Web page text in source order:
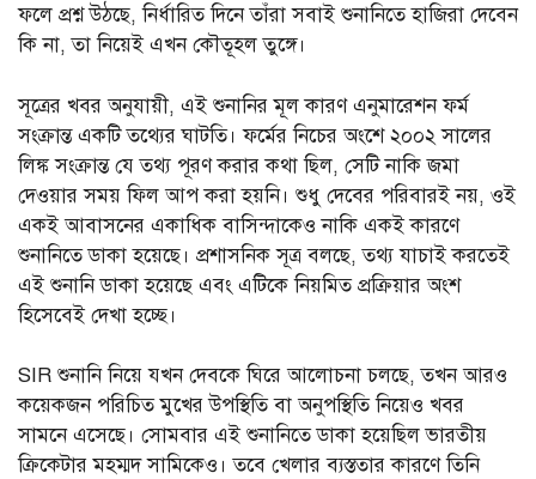
ফলে প্রশ্ন উঠছে, নির্ধারিত দিনে তাঁরা সবাই শুনানিতে হাজিরা দেবেন
কি না, তা নিয়েই এখন কৌতূহল তুঙ্গে।
সূত্রের খবর অনুযায়ী, এই শুনানির মূল কারণ এনুমারেশন ফর্ম
সংক্রান্ত একটি তথ্যের ঘাটতি। ফর্মের নিচের অংশে ২০০২ সালের
লিঙ্ক সংক্রান্ত যে তথ্য পূরণ করার কথা ছিল, সেটি নাকি জমা
দেওয়ার সময় ফিল আপ করা হয়নি। শুধু দেবের পরিবারই নয়, ওই
একই আবাসনের একাধিক বাসিন্দাকেও নাকি একই কারণে
শুনানিতে ডাকা হয়েছে। প্রশাসনিক সূত্র বলছে, তথ্য যাচাই করতেই
এই শুনানি ডাকা হয়েছে এবং এটিকে নিয়মিত প্রক্রিয়ার অংশ
হিসেবেই দেখা হচ্ছে।
SIR শুনানি নিয়ে যখন দেবকে ঘিরে আলোচনা চলছে, তখন আরও
কয়েকজন পরিচিত মুখের উপস্থিতি বা অনুপস্থিতি নিয়েও খবর
সামনে এসেছে। সোমবার এই শুনানিতে ডাকা হয়েছিল ভারতীয়
ক্রিকেটার মহম্মদ সামিকেও। তবে খেলার ব্যস্ততার কারণে তিনি